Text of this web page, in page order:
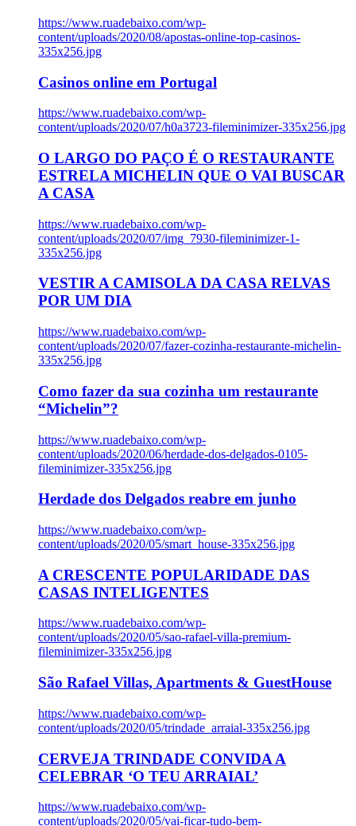
https://www.ruadebaixo.com/wp-
content/uploads/2020/08/apostas-online-top-casinos-
335x256.jpg
Casinos online em Portugal
https://www.ruadebaixo.com/wp-
content/uploads/2020/07/h0a3723-fileminimizer-335x256.jpg
O LARGO DO PAÇO É O RESTAURANTE
ESTRELA MICHELIN QUE O VAI BUSCAR
A CASA
https://www.ruadebaixo.com/wp-
content/uploads/2020/07/img_7930-fileminimizer-1-
335x256.jpg
VESTIR A CAMISOLA DA CASA RELVAS
POR UM DIA
https://www.ruadebaixo.com/wp-
content/uploads/2020/07/fazer-cozinha-restaurante-michelin-
335x256.jpg
Como fazer da sua cozinha um restaurante
“Michelin”?
https://www.ruadebaixo.com/wp-
content/uploads/2020/06/herdade-dos-delgados-0105-
fileminimizer-335x256.jpg
Herdade dos Delgados reabre em junho
https://www.ruadebaixo.com/wp-
content/uploads/2020/05/smart_house-335x256.jpg
A CRESCENTE POPULARIDADE DAS
CASAS INTELIGENTES
https://www.ruadebaixo.com/wp-
content/uploads/2020/05/sao-rafael-villa-premium-
fileminimizer-335x256.jpg
São Rafael Villas, Apartments & GuestHouse
https://www.ruadebaixo.com/wp-
content/uploads/2020/05/trindade_arraial-335x256.jpg
CERVEJA TRINDADE CONVIDA A
CELEBRAR ‘O TEU ARRAIAL’
https://www.ruadebaixo.com/wp-
content/uploads/2020/05/vai-ficar-tudo-bem-